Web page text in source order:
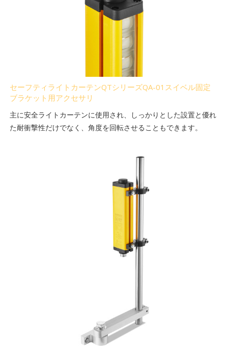
セーフティライトカーテンQTシリーズQA-01スイベル固定
ブラケット用アクセサリ
主に安全ライトカーテンに使用され、しっかりとした設置と優れ
た耐衝撃性だけでなく、角度を回転させることもできます。